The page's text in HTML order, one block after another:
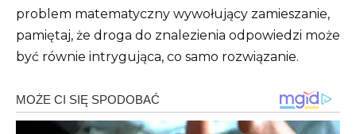
problem matematyczny wywołujący zamieszanie,
pamiętaj, że droga do znalezienia odpowiedzi może
być równie intrygująca, co samo rozwiązanie.